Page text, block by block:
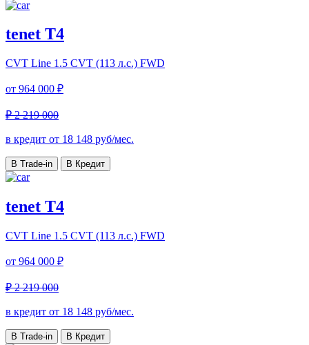
tenet T4
CVT Line 1.5 CVT (113 л.с.) FWD
от 964 000 ₽
₽ 2 219 000
в кредит от 18 148 руб/мес.
В Trade-in В Кредит
tenet T4
CVT Line 1.5 CVT (113 л.с.) FWD
от 964 000 ₽
₽ 2 219 000
в кредит от 18 148 руб/мес.
В Trade-in В Кредит